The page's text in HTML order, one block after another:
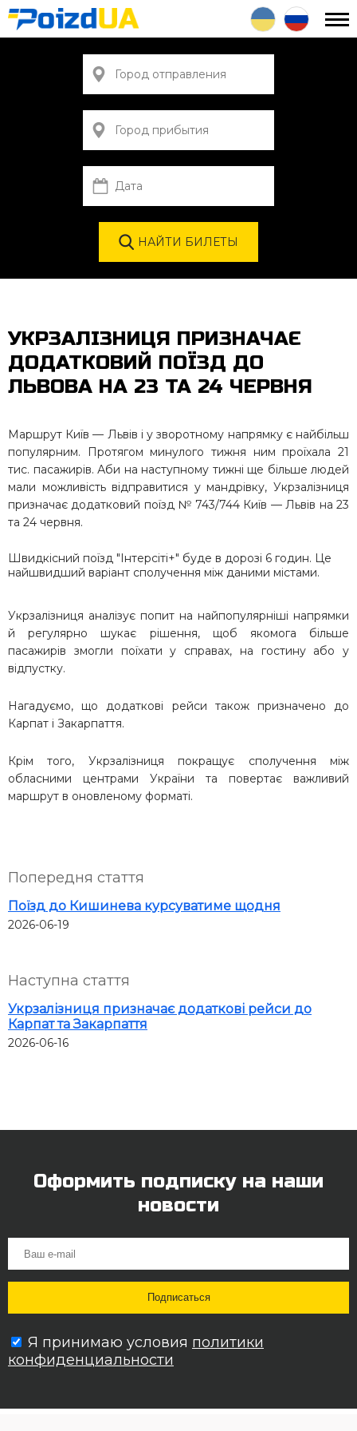
УКРЗАЛІЗНИЦЯ ПРИЗНАЧАЄ
ДОДАТКОВИЙ ПОЇЗД ДО
ЛЬВОВА НА 23 ТА 24 ЧЕРВНЯ
Маршрут Київ — Львів і у зворотному напрямку є найбільш
популярним. Протягом минулого тижня ним проїхала 21
тис. пасажирів. Аби на наступному тижні ще більше людей
мали можливість відправитися у мандрівку, Укрзалізниця
призначає додатковий поїзд № 743/744 Київ — Львів на 23
та 24 червня.
Швидкісний поїзд "Інтерсіті+" буде в дорозі 6 годин. Це
найшвидший варіант сполучення між даними містами.
Укрзалізниця аналізує попит на найпопулярніші напрямки
й регулярно шукає рішення, щоб якомога більше
пасажирів змогли поїхати у справах, на гостину або у
відпустку.
Нагадуємо, що додаткові рейси також призначено до
Карпат і Закарпаття.
Крім того, Укрзалізниця покращує сполучення між
обласними центрами України та повертає важливий
маршрут в оновленому форматі.
Попередня стаття
Поїзд до Кишинева курсуватиме щодня
2026-06-19
Наступна стаття
Укрзалізниця призначає додаткові рейси до
Карпат та Закарпаття
2026-06-16
Оформить подписку на наши
новости
Я принимаю условия политики
конфиденциальности